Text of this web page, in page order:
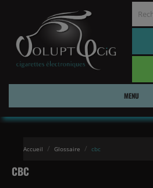
MENU
Accueil Glossaire cbc
CBC